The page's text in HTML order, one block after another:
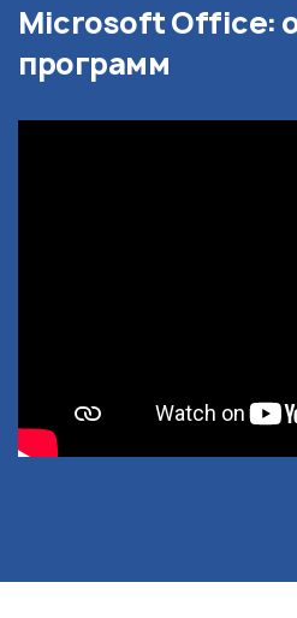
Microsoft Office:
программ